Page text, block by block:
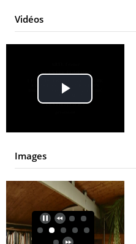
Vidéos
Play
Video
Images